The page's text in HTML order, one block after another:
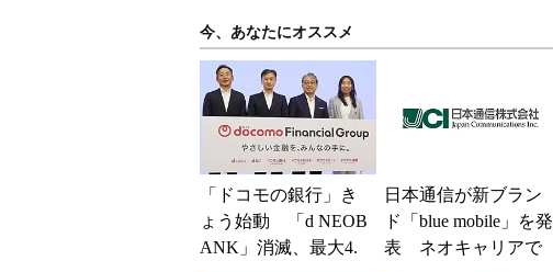
今、あなたにオススメ
「ドコモの銀行」き
ょう始動 「d NEOB
ANK」消滅、最大4.
日本通信が新ブラン
ド「blue mobile」を発
表 ネオキャリアで